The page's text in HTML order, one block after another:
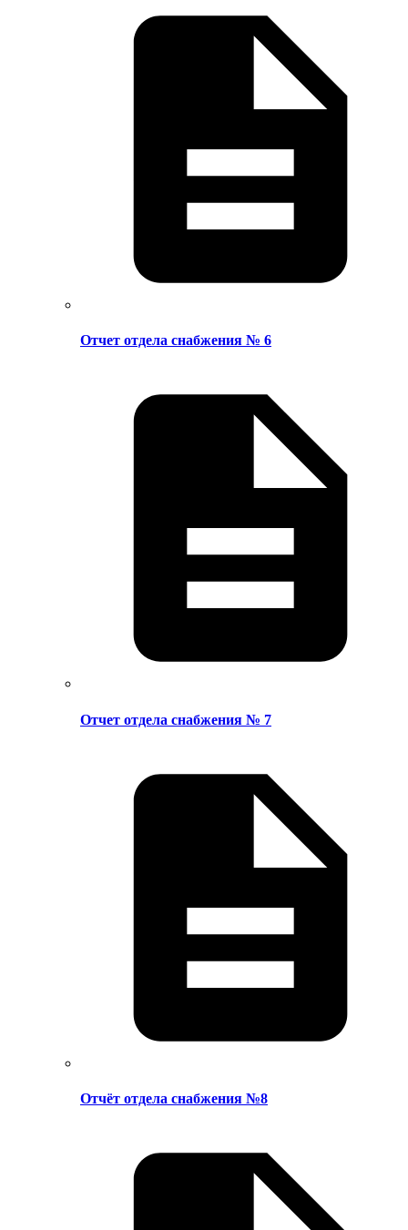
Отчет отдела снабжения № 6
Отчет отдела снабжения № 7
Отчёт отдела снабжения №8